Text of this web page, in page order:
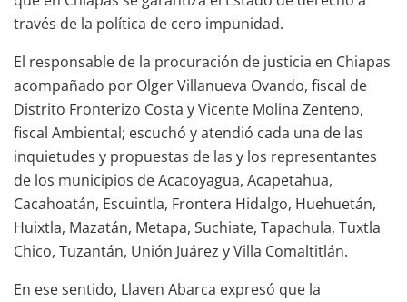
través de la política de cero impunidad.
El responsable de la procuración de justicia en Chiapas
acompañado por Olger Villanueva Ovando, fiscal de
Distrito Fronterizo Costa y Vicente Molina Zenteno,
fiscal Ambiental; escuchó y atendió cada una de las
inquietudes y propuestas de las y los representantes
de los municipios de Acacoyagua, Acapetahua,
Cacahoatán, Escuintla, Frontera Hidalgo, Huehuetán,
Huixtla, Mazatán, Metapa, Suchiate, Tapachula, Tuxtla
Chico, Tuzantán, Unión Juárez y Villa Comaltitlán.
En ese sentido, Llaven Abarca expresó que la